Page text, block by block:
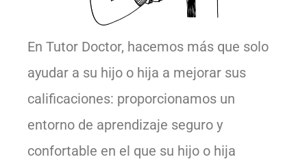
En Tutor Doctor, hacemos más que solo
ayudar a su hijo o hija a mejorar sus
calificaciones: proporcionamos un
entorno de aprendizaje seguro y
confortable en el que su hijo o hija